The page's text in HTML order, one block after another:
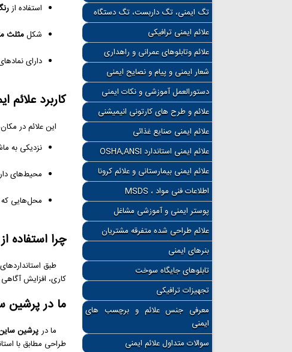
تگ ایمنی، تگ داربست، تگ دستگاه
علائم ایمنی ترافیکی
علائم وتابلوهای عمرانی و راهداری
شعار ایمنی و پیام و نصایح ایمنی
دستورالعمل آموزشی و نکات ایمنی
علائم و طرح های کارتونی انیمیشنی
علائم ایمنی صنایع غذائی
علائم ایمنی استاندارد OSHA,ANSI
علائم ایمنی بیمارستانی و علائم کرونا
اطلاعات فنی مواد ، MSDS
پوستر ایمنی و آموزشی مشاغل
علائم طراحی شده متفرقه مشتریان
بنرهای ایمنی
تابلوهای جایگاه سوخت
تجهیزات ترافیکی
معرفی جنس علائم و برچسب های
ایمنی
سوالات متداول علائم ایمنی
استفاده از
شکلمثلث
دارای
کاربرد
این علائم در
نزدیکی به
محیط‌های
محل‌هایی که
چرا استفاده
طبق
کاری، افزایش
ما در پرشین
ما در پرشین
طراحی مطابق با